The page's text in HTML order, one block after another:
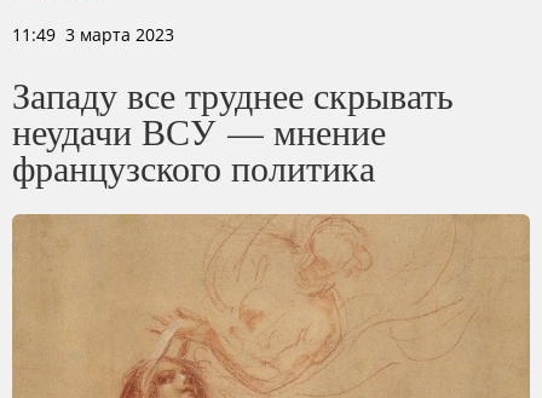
11:49 3 марта 2023
Западу все труднее скрывать
неудачи ВСУ — мнение
французского политика